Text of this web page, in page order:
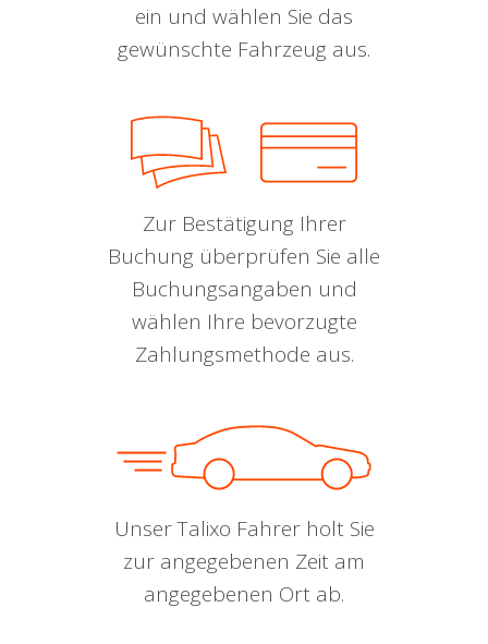
ein und wählen Sie das
gewünschte Fahrzeug aus.
Zur Bestätigung Ihrer
Buchung überprüfen Sie alle
Buchungsangaben und
wählen Ihre bevorzugte
Zahlungsmethode aus.
Unser Talixo Fahrer holt Sie
zur angegebenen Zeit am
angegebenen Ort ab.